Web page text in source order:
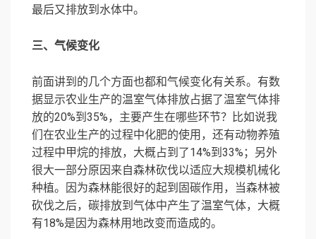
最后又排放到水体中。
三、气候变化
前面讲到的几个方面也都和气候变化有关系。有数
据显示农业生产的温室气体排放占据了温室气体排
放的20%到35%，主要产生在哪些环节？比如说我
们在农业生产的过程中化肥的使用，还有动物养殖
过程中甲烷的排放，大概占到了14%到33%；另外
很大一部分原因来自森林砍伐以适应大规模机械化
种植。因为森林能很好的起到固碳作用，当森林被
砍伐之后，碳排放到气体中产生了温室气体，大概
有18%是因为森林用地改变而造成的。